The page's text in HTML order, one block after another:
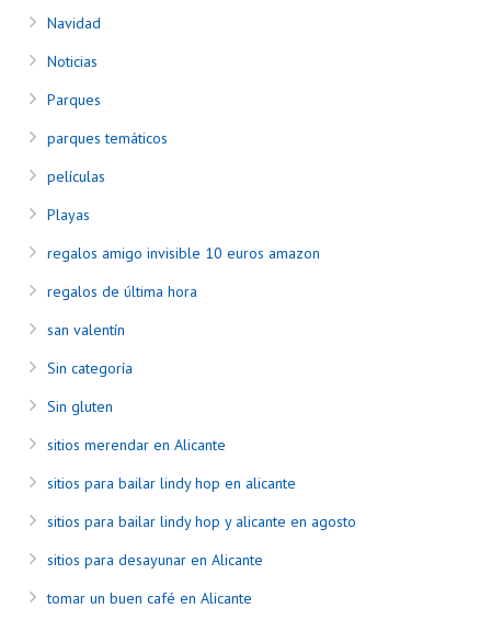
Navidad
Noticias
Parques
parques temáticos
películas
Playas
regalos amigo invisible 10 euros amazon
regalos de última hora
san valentín
Sin categoría
Sin gluten
sitios merendar en Alicante
sitios para bailar lindy hop en alicante
sitios para bailar lindy hop y alicante en agosto
sitios para desayunar en Alicante
tomar un buen café en Alicante